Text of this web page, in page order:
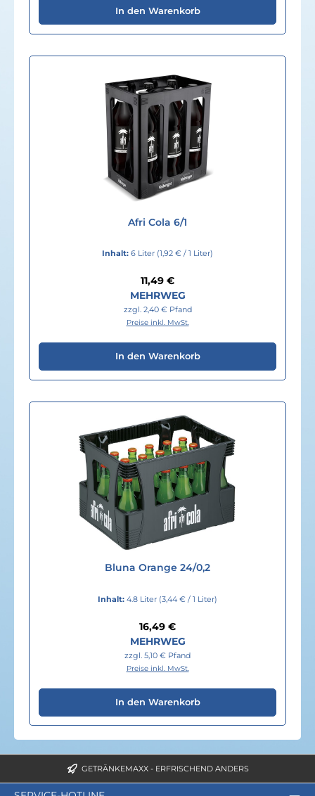
In den Warenkorb
Afri Cola 6/1
Inhalt: 6 Liter (1,92 € / 1 Liter)
Regulärer Preis:
11,49 €
MEHRWEG
zzgl. 2,40 € Pfand
Preise inkl. MwSt.
In den Warenkorb
Bluna Orange 24/0,2
Inhalt: 4.8 Liter (3,44 € / 1 Liter)
Regulärer Preis:
16,49 €
MEHRWEG
zzgl. 5,10 € Pfand
Preise inkl. MwSt.
In den Warenkorb
GETRÄNKEMAXX - ERFRISCHEND ANDERS